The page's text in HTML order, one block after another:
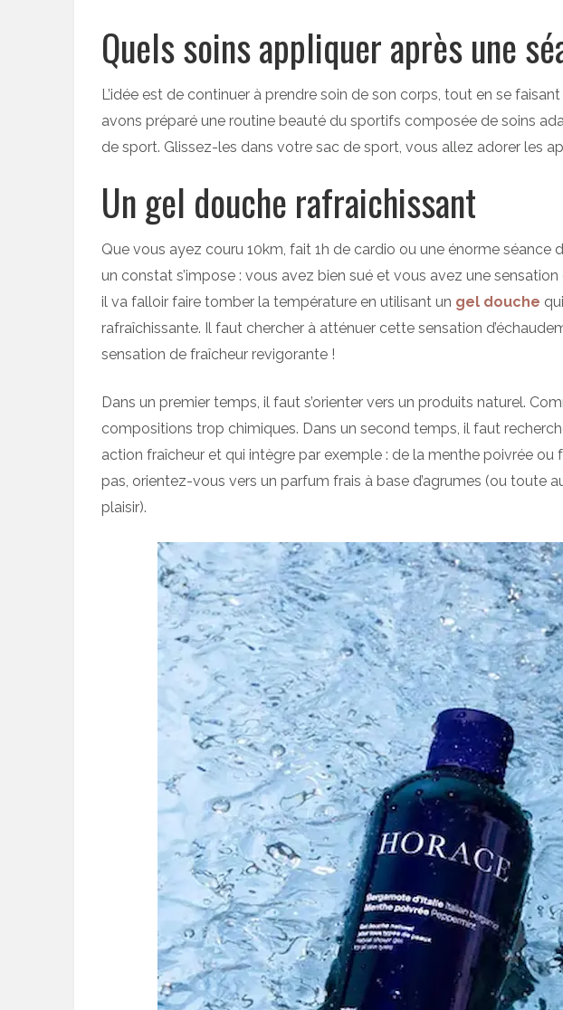
Quels soins appliquer après une
L’idée est de continuer à prendre soin de son corps, tout en se
avons préparé une routine beauté du sportifs composée de soins
de sport. Glissez-les dans votre sac de sport, vous allez adorer les
Un gel douche rafraichissant
Que vous ayez couru 10km, fait 1h de cardio ou une énorme séance
un constat s’impose : vous avez bien sué et vous avez une
il va falloir faire tomber la température en utilisant un gel douche
rafraîchissante. Il faut chercher à atténuer cette sensation
sensation de fraîcheur revigorante !
Dans un premier temps, il faut s’orienter vers un produits naturel.
compositions trop chimiques. Dans un second temps, il faut
action fraîcheur et qui intègre par exemple : de la menthe poivrée ou
pas, orientez-vous vers un parfum frais à base d’agrumes (ou toute
plaisir).